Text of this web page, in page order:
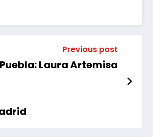
Previous post
Laura Artemisa